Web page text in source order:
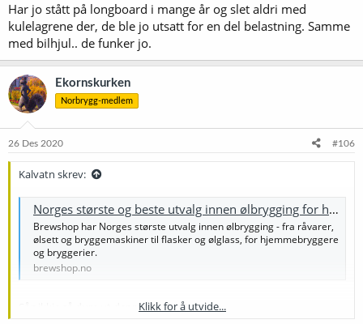
Har jo stått på longboard i mange år og slet aldri med
kulelagrene der, de ble jo utsatt for en del belastning. Samme
med bilhjul.. de funker jo.
Ekornskurken
Norbrygg-medlem
26 Des 2020 #106
Kalvatn skrev:
Norges største og beste utvalg innen ølbrygging for hjemmebrygg og bryggerier
Brewshop har Norges største utvalg innen ølbrygging - fra råvarer,
ølsett og bryggemaskiner til flasker og ølglass, for hjemmebryggere
og bryggerier.
brewshop.no
Såg ikkje så dum ut denne..Tanker?
Klikk for å utvide...